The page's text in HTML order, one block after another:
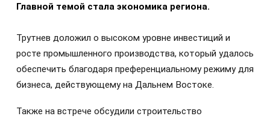
Главной темой стала экономика региона.
Трутнев доложил о высоком уровне инвестиций и
росте промышленного производства, который удалось
обеспечить благодаря преференциальному режиму для
бизнеса, действующему на Дальнем Востоке.
Также на встрече обсудили строительство